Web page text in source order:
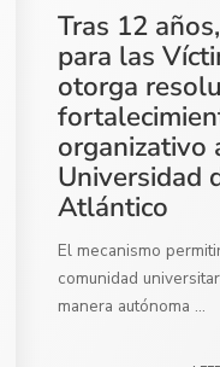
Tras 12
para las
otorga
organizativo
Universidad
Atlántico
El mecanismo
comunidad
manera autónoma ...